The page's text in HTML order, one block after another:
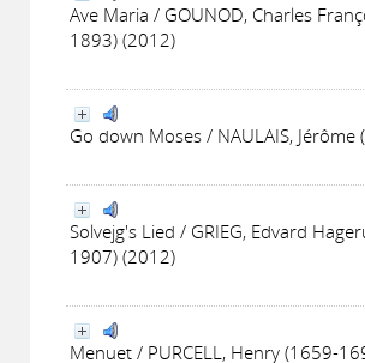
Ave Maria / GOUNOD, Charles
1893) (2012)
Go down Moses / NAULAIS, Jérôme
Solvejg's Lied / GRIEG, Edvard
1907) (2012)
Menuet / PURCELL, Henry (1659-